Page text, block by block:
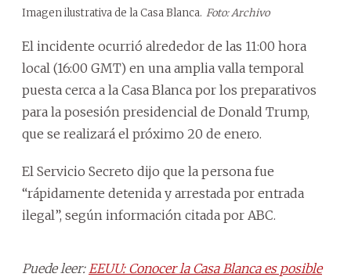
Imagen ilustrativa de la Casa Blanca. Foto: Archivo
El incidente ocurrió alrededor de las 11:00 hora
local (16:00 GMT) en una amplia valla temporal
puesta cerca a la Casa Blanca por los preparativos
para la posesión presidencial de Donald Trump,
que se realizará el próximo 20 de enero.
El Servicio Secreto dijo que la persona fue
“rápidamente detenida y arrestada por entrada
ilegal”, según información citada por ABC.
Puede leer: EEUU: Conocer la Casa Blanca es posible